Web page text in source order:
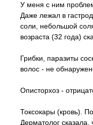
У меня с ним
Даже лежал в
соли, небольшой
возраста (32 года)
Грибки, паразиты
волос - не
Описторхоз -
Токсокары (кровь).
Дерматолог сказала,